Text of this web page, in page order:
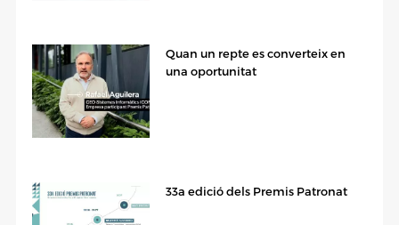
Quan un repte es converteix en
una oportunitat
33a edició dels Premis Patronat